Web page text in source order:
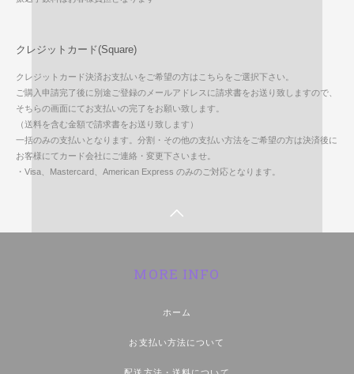
クレジットカード(Square)
クレジットカード決済お支払いをご希望の方はこちらをご選択下さい。
ご購入申請完了後に別途ご登録のメールアドレスに請求書をお送り致しますので、
そちらの画面にてお支払いの完了をお願い致します。
（送料を含む金額で請求書をお送り致します）
一括のみの支払いとなります。分割・その他の支払い方法をご希望の方は決済後に
お客様にてカード会社にご連絡・変更下さいませ。
・Visa、Mastercard、American Express のみのご対応となります。
MORE INFO
ホーム
お支払い方法について